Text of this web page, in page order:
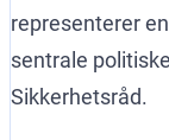
representerer
sentrale
Sikkerhetsråd.